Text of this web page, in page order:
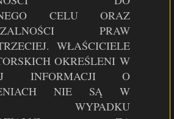
CELU ORAZ
PRAW
WŁAŚCICIELE
OKREŚLENI W
INFORMACJI O
NIE SĄ W
WYPADKU